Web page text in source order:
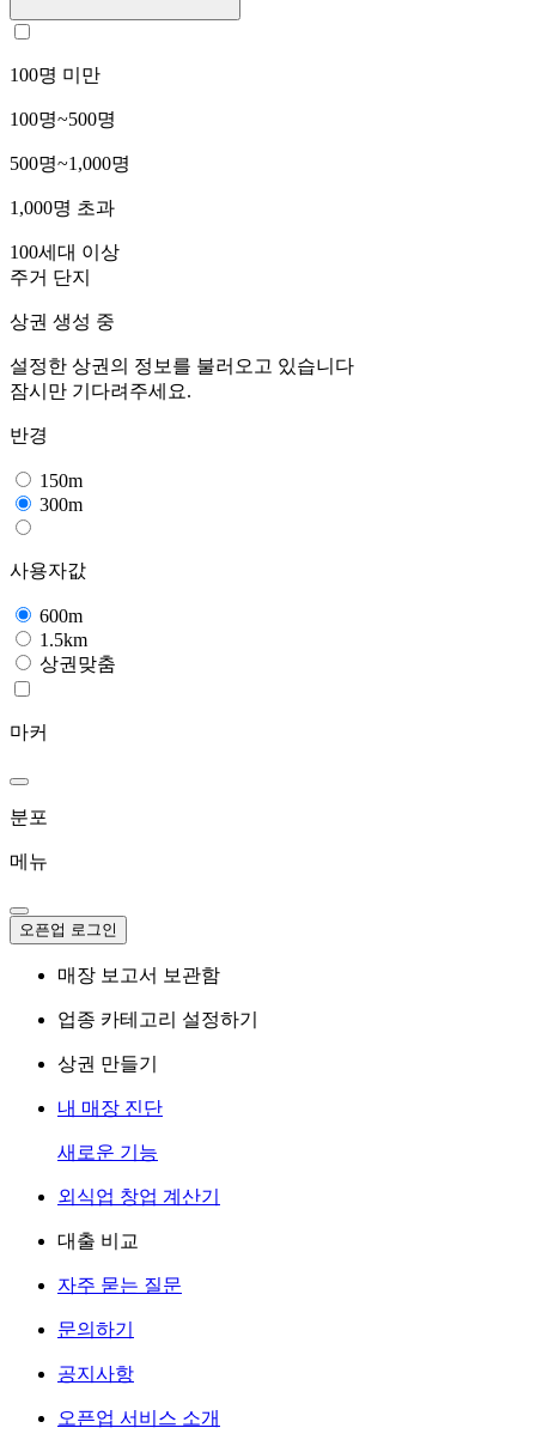
100명 미만
100명~500명
500명~1,000명
1,000명 초과
100세대 이상
주거 단지
상권 생성 중
설정한 상권의 정보를 불러오고 있습니다
잠시만 기다려주세요.
반경
150m
300m
사용자값
600m
1.5km
상권맞춤
마커
분포
메뉴
오픈업 로그인
매장 보고서 보관함
업종 카테고리 설정하기
상권 만들기
내 매장 진단
새로운 기능
외식업 창업 계산기
대출 비교
자주 묻는 질문
문의하기
공지사항
오픈업 서비스 소개